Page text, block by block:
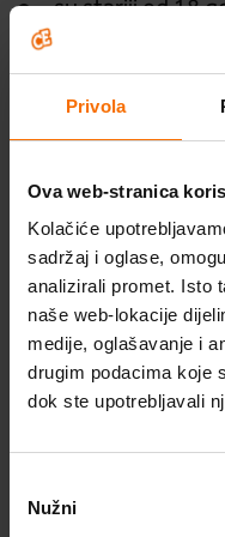
Privola
Ova web-stranica
Kolačiće
sadržaj i oglase,
analizirali promet. Isto
naše web-lokacije
medije, oglašavanje i
drugim podacima koje
dok ste upotrebljavali
pristanka
Nužni
Škola
su stariji od 18
prijave na
su saglasni sa
pristaju ostaviti
podatke (e-
Programa
Prijavom u
kako je svjestan
cijelosti prihvaća:
Organizator ne
podataka, te